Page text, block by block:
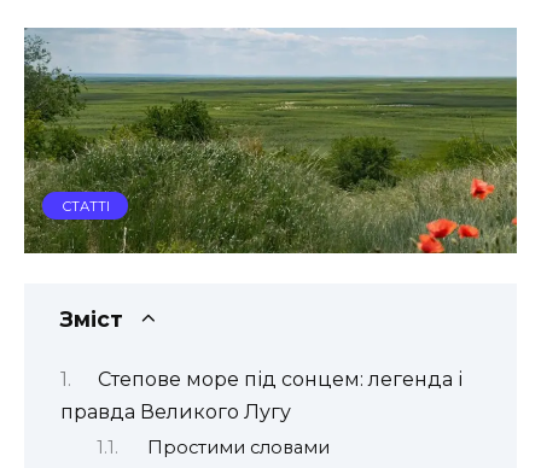
СТАТТІ
Зміст
Степове море під сонцем: легенда і
правда Великого Лугу
Простими словами